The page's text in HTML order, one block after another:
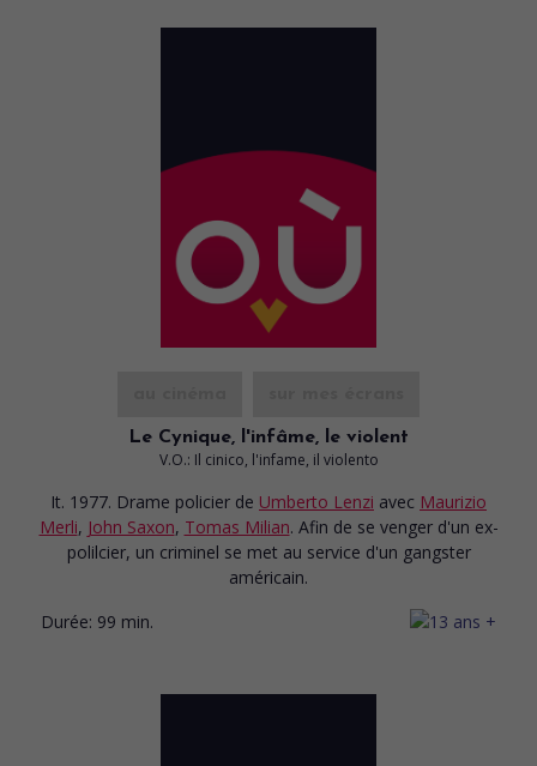
Le Cynique, l'infâme, le violent
V.O.: Il cinico, l'infame, il violento
It. 1977. Drame policier de Umberto Lenzi avec Maurizio
Merli, John Saxon, Tomas Milian. Afin de se venger d'un ex-
polilcier, un criminel se met au service d'un gangster
américain.
Durée: 99 min.